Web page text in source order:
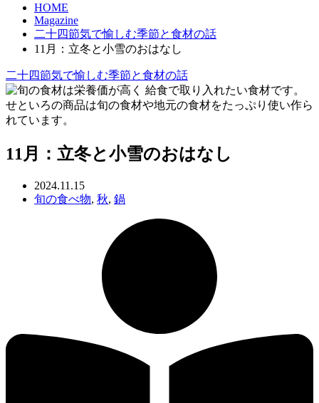
HOME
Magazine
二十四節気で愉しむ季節と食材の話
11月：立冬と小雪のおはなし
二十四節気で愉しむ季節と食材の話
11月：立冬と小雪のおはなし
2024.11.15
旬の食べ物, 秋, 鍋